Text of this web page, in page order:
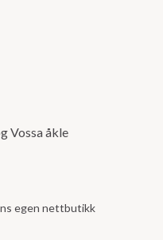
Vossa åkle
egen nettbutikk